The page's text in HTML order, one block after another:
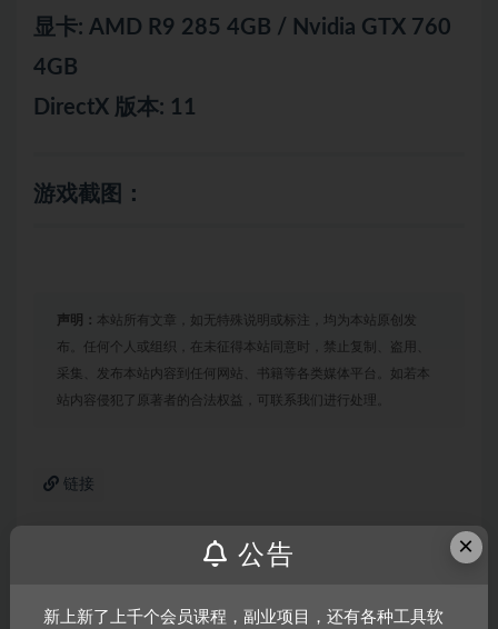
显卡: AMD R9 285 4GB / Nvidia GTX 760
4GB
DirectX 版本: 11
游戏截图：
声明： 本站所有文章，如无特殊说明或标注，均为本站原创发
布。任何个人或组织，在未征得本站同意时，禁止复制、盗用、
采集、发布本站内容到任何网站、书籍等各类媒体平台。如若本
站内容侵犯了原著者的合法权益，可联系我们进行处理。
链接
×
公告
新上新了上千个会员课程，副业项目，还有各种工具软